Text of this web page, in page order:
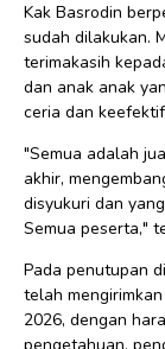
Kak Basrodin
sudah dilakukan.
terimakasih
dan anak anak
ceria dan
"Semua adalah
akhir,
disyukuri dan
Semua peserta,"
Pada penutupan
telah
2026, dengan